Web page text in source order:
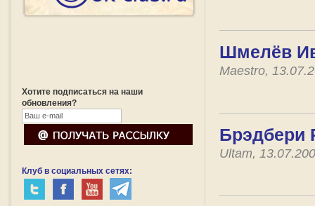
Хотите подписаться на наши
обновления?
Клуб в социальных сетях:
Шмелёв
Maestro,
Брэдбери
Ultam,